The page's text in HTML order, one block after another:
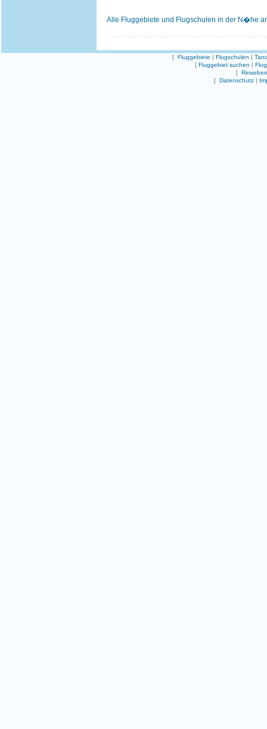
Alle Fluggebiete und Flugschulen in der N�he
[ Fluggebiete | Flugschulen |
[ Fluggebiet suchen |
[
[ Datenschutz |